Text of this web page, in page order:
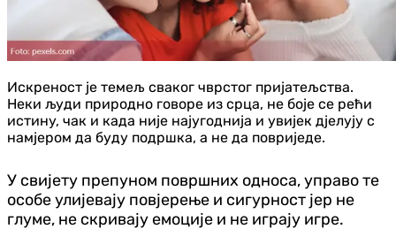
Искреност је темељ сваког чврстог пријатељства.
Неки људи природно говоре из срца, не боје се рећи
истину, чак и када није најугоднија и увијек д‌јелују с
намјером да буду подршка, а не да повриједе.
У свијету препуном површних односа, управо те
особе улијевају повјерење и сигурност јер не
глуме, не скривају емоције и не играју игре.